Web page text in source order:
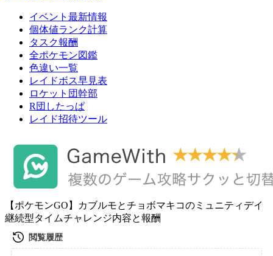
イベント最新情報
個体値ランク計算
タスク報酬
全ポケモン図鑑
色違い一覧
レイドボス早見表
ロケット団幹部
R団したっぱ
レイド招待ツール
【ポケモンGO】カブルモとチョボマキコのミュニティデイ
継続型タイムチャレンジ内容と報酬